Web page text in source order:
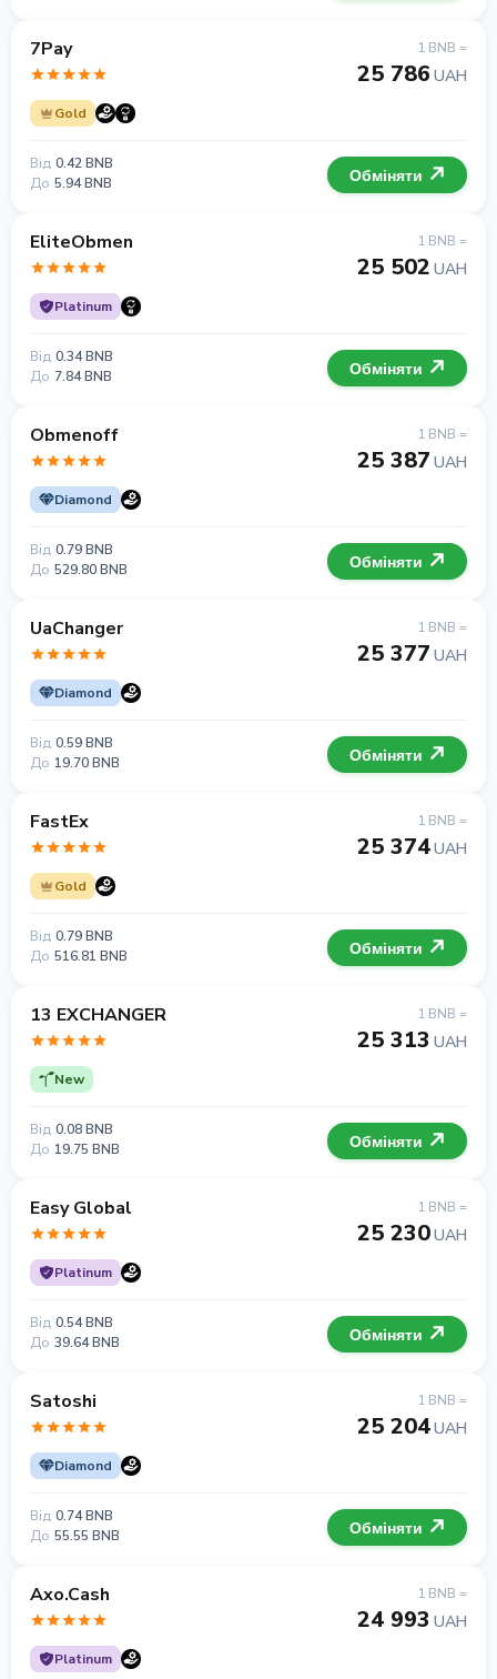
7Pay
Gold
1 BNB =
25 786 UAH
Від 0.42 BNB
До 5.94 BNB Обміняти
EliteObmen
Platinum
1 BNB =
25 502 UAH
Від 0.34 BNB
До 7.84 BNB Обміняти
Obmenoff
Diamond
1 BNB =
25 387 UAH
Від 0.79 BNB
До 529.80 BNB Обміняти
UaChanger
Diamond
1 BNB =
25 377 UAH
Від 0.59 BNB
До 19.70 BNB Обміняти
FastEx
Gold
1 BNB =
25 374UAH
Від 0.79 BNB
До 516.81 BNB Обміняти
13 EXCHANGER
New
1 BNB =
25 313 UAH
Від 0.08 BNB
До 19.75 BNB Обміняти
Easy Global
Platinum
1 BNB =
25 230UAH
Від 0.54 BNB
До 39.64 BNB Обміняти
Satoshi
Diamond
1 BNB =
25 204UAH
Від 0.74 BNB
До 55.55 BNB Обміняти
Axo.Cash
Platinum
1 BNB =
24 993 UAH